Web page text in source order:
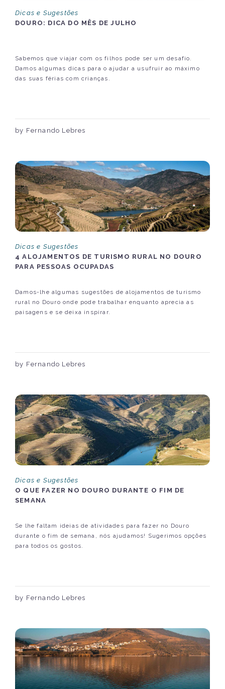
Dicas e Sugestões
DOURO: DICA DO MÊS DE JULHO
Sabemos que viajar com os filhos pode ser um desafio.
Damos algumas dicas para o ajudar a usufruir ao máximo
das suas férias com crianças.
by Fernando Lebres
Dicas e Sugestões
4 ALOJAMENTOS DE TURISMO RURAL NO DOURO
PARA PESSOAS OCUPADAS
Damos-lhe algumas sugestões de alojamentos de turismo
rural no Douro onde pode trabalhar enquanto aprecia as
paisagens e se deixa inspirar.
by Fernando Lebres
Dicas e Sugestões
O QUE FAZER NO DOURO DURANTE O FIM DE
SEMANA
Se lhe faltam ideias de atividades para fazer no Douro
durante o fim de semana, nós ajudamos! Sugerimos opções
para todos os gostos.
by Fernando Lebres